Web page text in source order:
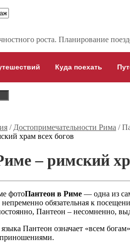
роста. Планирование
Куда поехать
/ Достопримечательности Рима /
– римский
Пантеон в Риме — одна из
непременно обязательная к
Пантеон – несомненно,
языка Пантеон означает «всем